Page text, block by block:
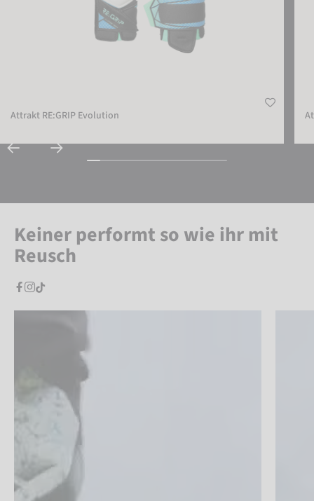
Attrakt RE:GRIP Evolution
Keiner performt so wie ihr mit
Reusch